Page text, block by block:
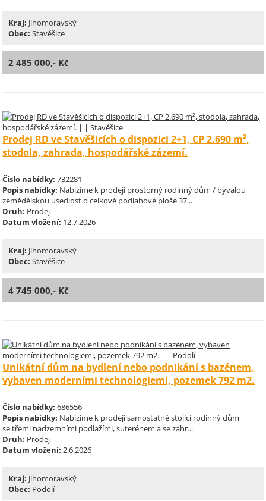
Kraj: Jihomoravský
Obec: Stavěšice
2 485 000,- Kč
Prodej RD ve Stavěšicích o dispozici 2+1, CP 2.690 m²,
stodola, zahrada, hospodářské zázemí.
Číslo nabídky: 732281
Popis nabídky: Nabízíme k prodeji prostorný rodinný dům / bývalou
zemědělskou usedlost o celkové podlahové ploše 37...
Druh: Prodej
Datum vložení: 12.7.2026
Kraj: Jihomoravský
Obec: Stavěšice
4 745 000,- Kč
Unikátní dům na bydlení nebo podnikání s bazénem,
vybaven moderními technologiemi, pozemek 792 m2.
Číslo nabídky: 686556
Popis nabídky: Nabízíme k prodeji samostatně stojící rodinný dům
se třemi nadzemními podlažími, suterénem a se zahr...
Druh: Prodej
Datum vložení: 2.6.2026
Kraj: Jihomoravský
Obec: Podolí